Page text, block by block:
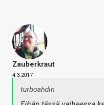
Zauberkraut
4.3.2017
turboahdin